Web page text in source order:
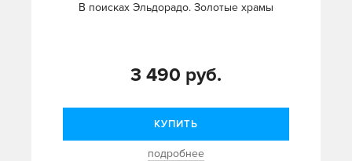
В поисках Эльдорадо. Золотые храмы
3 490 руб.
КУПИТЬ
подробнее